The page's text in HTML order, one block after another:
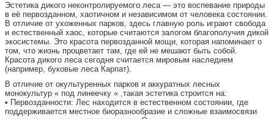
Эстетика дикого неконтролируемого леса — это воспевание природы
в её первозданном, хаотичном и независимом от человека состоянии.
В отличие от ухоженных парков, здесь главную роль играют свобода
и естественный хаос, которые считаются залогом благополучия дикой
экосистемы. Это красота первозданной мощи, которая напоминает о
том, что жизнь процветает там, где ей не мешают быть собой.
Красота дикого леса сегодня считается мировым наследием
(например, буковые леса Карпат).
В отличие от окультуренных парков и аккуратных лесных
монокультур « под линеечку « ,такая эстетика строится на:
• Первозданности: Лес находится в естественном состоянии, где
поддерживается местное биоразнообразие и сложные взаимосвязи